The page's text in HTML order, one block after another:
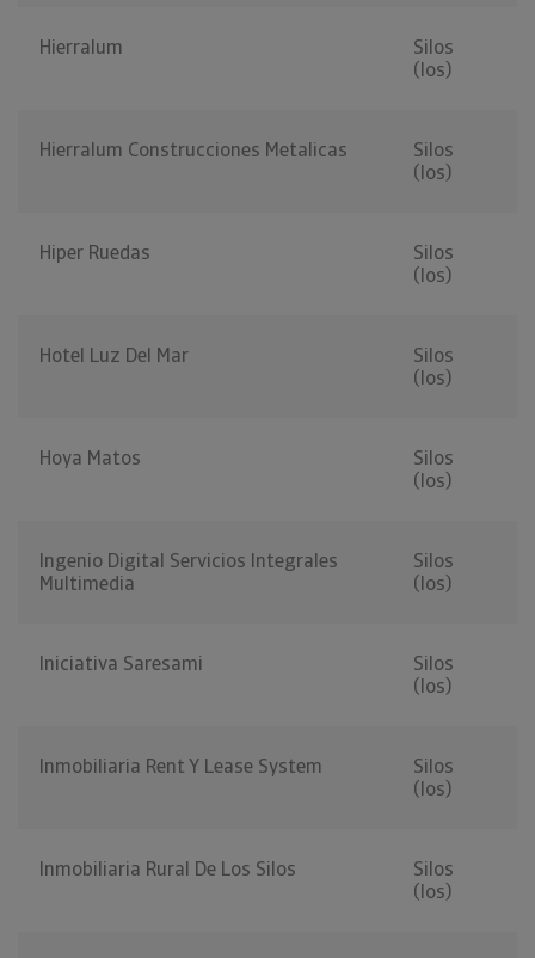
Hierralum
Silos
(los)
Hierralum Construcciones Metalicas
Silos
(los)
Hiper Ruedas
Silos
(los)
Hotel Luz Del Mar
Silos
(los)
Hoya Matos
Silos
(los)
Ingenio Digital Servicios Integrales
Multimedia
Silos
(los)
Iniciativa Saresami
Silos
(los)
Inmobiliaria Rent Y Lease System
Silos
(los)
Inmobiliaria Rural De Los Silos
Silos
(los)